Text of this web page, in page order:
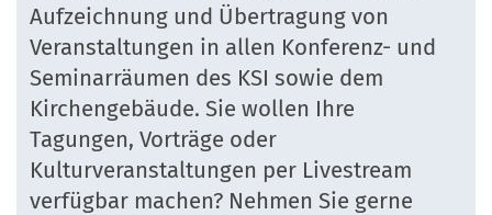
Aufzeichnung und Übertragung von
Veranstaltungen in allen Konferenz- und
Seminarräumen des KSI sowie dem
Kirchengebäude. Sie wollen Ihre
Tagungen, Vorträge oder
Kulturveranstaltungen per Livestream
verfügbar machen? Nehmen Sie gerne